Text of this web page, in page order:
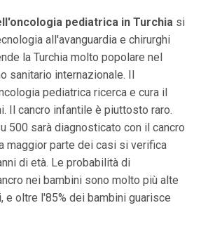
pediatrica in Turchiasi
all'avanguardia e chirurghi
la Turchia molto popolare nel
sanitario internazionale. Il
pediatrica ricerca e cura il
Il cancro infantile è piuttosto raro.
500 sarà diagnosticato con il cancro
maggior parte dei casi si verifica
di età. Le probabilità di
nei bambini sono molto più alte
e oltre l'85% dei bambini guarisce